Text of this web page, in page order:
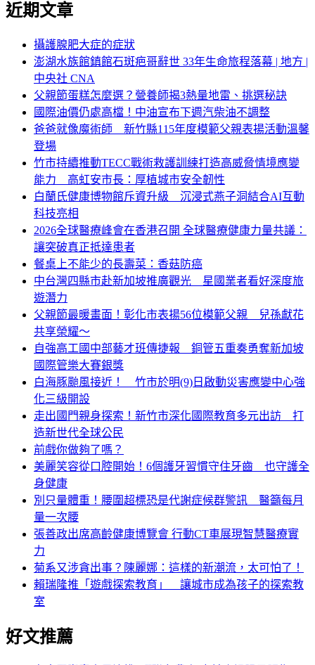
近期文章
攝護腺肥大症的症狀
澎湖水族館鎮館石斑疤哥辭世 33年生命旅程落幕 | 地方 |
中央社 CNA
父親節蛋糕怎麼選？營養師揭3熱量地雷、挑選秘訣
國際油價仍處高檔！中油宣布下週汽柴油不調整
爸爸就像魔術師 新竹縣115年度模範父親表揚活動溫馨
登場
竹市持續推動TECC戰術救護訓練打造高威脅情境應變
能力 高虹安市長：厚植城市安全韌性
白蘭氏健康博物館斥資升級 沉浸式燕子洞結合AI互動
科技亮相
2026全球醫療峰會在香港召開 全球醫療健康力量共議：
讓突破真正抵達患者
餐桌上不能少的長壽菜：香菇防癌
中台灣四縣市赴新加坡推廣觀光 星國業者看好深度旅
遊潛力
父親節最暖畫面！彰化市表揚56位模範父親 兒孫獻花
共享榮耀～
自強高工國中部藝才班傳捷報 銅管五重奏勇奪新加坡
國際管樂大賽銀獎
白海豚颱風接近！ 竹市於明(9)日啟動災害應變中心強
化三級開設
走出國門親身探索！新竹市深化國際教育多元出訪 打
造新世代全球公民
前戲你做夠了嗎？
美麗笑容從口腔開始！6個護牙習慣守住牙齒 也守護全
身健康
別只量體重！腰圍超標恐是代謝症候群警訊 醫籲每月
量一次腰
張善政出席高齡健康博覽會 行動CT車展現智慧醫療實
力
菊系又涉貪出事？陳麗娜：這樣的新潮流，太可怕了！
賴瑞隆推「遊戲探索教育」 讓城市成為孩子的探索教
室
好文推薦